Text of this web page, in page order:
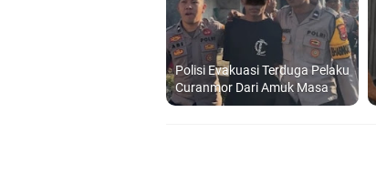
Polisi Evakuasi Terduga Pelaku
Curanmor Dari Amuk Masa